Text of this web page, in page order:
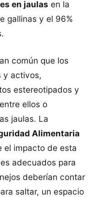
en jaulas en la
gallinas y el 96%
común que los
y activos,
estereotipados y
ellos o
jaulas. La
Alimentaria
el impacto de esta
adecuados para
deberían contar
saltar, un espacio